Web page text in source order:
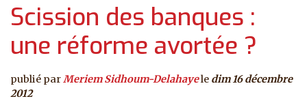
Scission des banques :
une réforme avortée ?
publié parMeriem Sidhoum-Delahayele dim 16 décembre
2012